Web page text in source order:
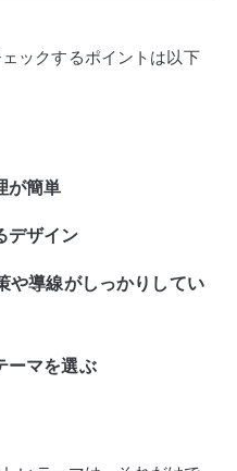
ックするポイントは以下
が簡単
デザイン
や導線がしっかりしてい
ーマを選ぶ